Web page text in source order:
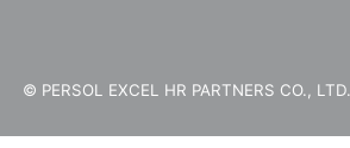
© PERSOL EXCEL HR PARTNERS CO., LTD.